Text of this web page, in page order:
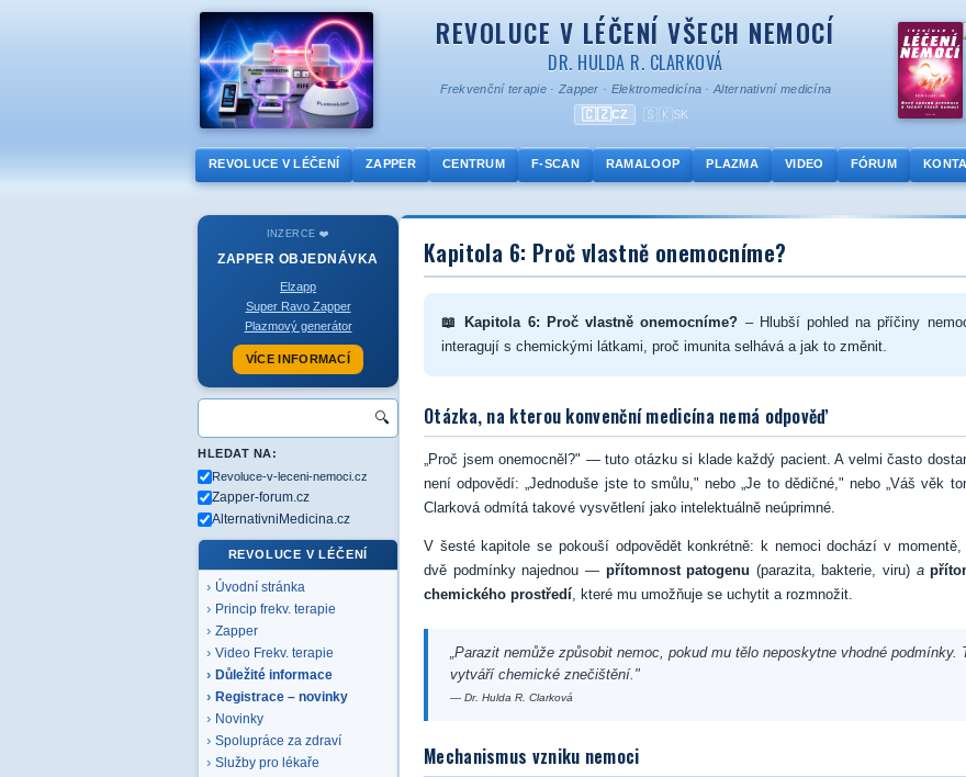
REVOLUCE V LÉČENÍ VŠECH NEMOCÍ
DR. HULDA R. CLARKOVÁ
Frekvenční terapie · Zapper · Elektromedicína ·Alternativní medicína
🇨🇿 CZ 🇸🇰SK
REVOLUCE V LÉČENÍ ZAPPER CENTRUM F-SCAN RAMALOOP PLAZMA VIDEO FÓRUM
INZERCE ❤️
ZAPPER OBJEDNÁVKA
Elzapp
Super Ravo Zapper
Plazmový generátor
VÍCE INFORMACÍ
🔍
HLEDAT NA:
Revoluce-v-leceni-nemoci.cz
Zapper-forum.cz
AlternativniMedicina.cz
REVOLUCE V LÉČENÍ
Úvodní stránka
Princip frekv. terapie
Zapper
Video Frekv. terapie
Důležité informace
Registrace – novinky
Novinky
Spolupráce za zdraví
Služby pro lékaře
Kapitola 6: Proč vlastně onemocníme?
📖 Kapitola 6: Proč vlastně onemocníme? – Hlubší pohled na příčiny
interagují s chemickými látkami, proč imunita selhává a jak to změnit.
Otázka, na kterou konvenční medicína nemá odpověď
„Proč jsem onemocněl?" — tuto otázku si klade každý pacient. A velmi často
není odpovědí: „Jednoduše jste to smůlu," nebo „Je to dědičné," nebo „Váš věk
Clarková odmítá takové vysvětlení jako intelektuálně neúprimné.
V šesté kapitole se pokouší odpovědět konkrétně: k nemoci dochází v
dvě podmínky najednou — přítomnost patogenu (parazita, bakterie, viru) a
chemického prostředí, které mu umožňuje se uchytit a rozmnožit.
„Parazit nemůže způsobit nemoc, pokud mu tělo neposkytne vhodné podmínky.
vytváří chemické znečištění."
— Dr. Hulda R. Clarková
Mechanismus vzniku nemoci